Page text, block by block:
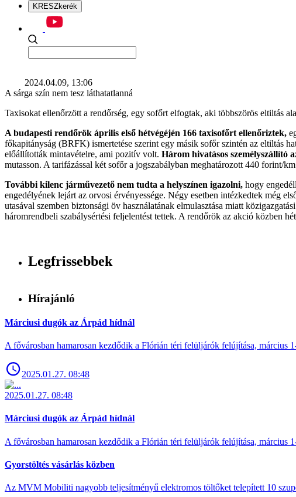
KRESZkerék
2024.04.09, 13:06
A sárga szín nem tesz láthatatlanná
Taxisokat ellenőrzött a rendőrség, egy sofőrt elfogtak, aki többszörös eltiltás
A budapesti rendőrök április első hétvégéjén 166 taxisofőrt ellenőriztek,
főkapitányság (BRFK) ismertetése szerint egy másik sofőr szintén az eltiltás
előállították mintavételre, ami pozitív volt. Három hivatásos személyszállító
mutasson. A tarifázással két sofőr a jogszabályban meghatározott 440 forint/
További kilenc járművezető nem tudta a helyszínen igazolni, hogy
engedélyének lejárt az orvosi érvényessége. Négy esetben intézkedtek még
utasával szemben biztonsági öv használatának elmulasztása miatt
háromrendbeli szabálysértési feljelentést tettek. A rendőrök az akció közben
Legfrissebbek
Hírajánló
Márciusi dugók az Árpád hídnál
A fővárosban hamarosan kezdődik a Flórián téri felüljárók felújítása, március
2025.01.27. 08:48
2025.01.27. 08:48
Márciusi dugók az Árpád hídnál
A fővárosban hamarosan kezdődik a Flórián téri felüljárók felújítása, március
Gyorstöltés vásárlás közben
Az MVM Mobiliti nagyobb teljesítményű elektromos töltőket telepített 10